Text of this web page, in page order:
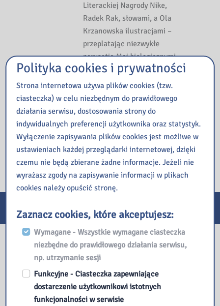
Literackiej Nagrody Nike,
Radek Rak, słowami, a Ola
Krzanowska ilustracjami –
przeplatając niezwykłe
perypetie Mai biologicznymi
ciekawostkami, tworzą
fascynującą opowieść dla
młodych czytelników o
jedności człowieka z naturą.
[źródło opisu: bonito.pl].
Integro catalog
E-usługi
Nasza biblioteka
Polityka cookies i prywatności
Strona internetowa używa plików cookies (tzw.
ciasteczka) w celu niezbędnym do prawidłowego
działania serwisu, dostosowania strony do
indywidualnych preferencji użytkownika oraz statystyk.
Wyłączenie zapisywania plików cookies jest możliwe w
ustawieniach każdej przeglądarki internetowej, dzięki
czemu nie będą zbierane żadne informacje. Jeżeli nie
wyrażasz zgody na zapisywanie informacji w plikach
cookies należy opuścić stronę.
Zaznacz cookies, które akceptujesz:
Wymagane - Wszystkie wymagane ciasteczka
niezbędne do prawidłowego działania serwisu,
np. utrzymanie sesji
Funkcyjne - Ciasteczka zapewniające
dostarczenie użytkownikowi istotnych
funkcjonalności w serwisie